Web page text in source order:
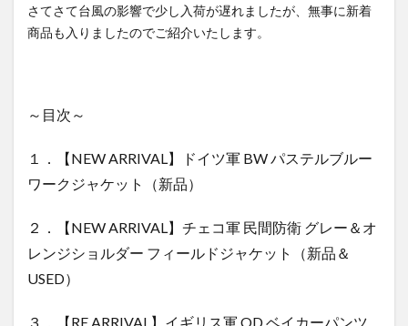
ー フィー
ルドジャ
1.3
ARRIVAL】
イギリス
カーパン
＆USED）
さてさて台風の影響で少し入荷が遅れましたが、無事に新着
商品も入りましたのでご紹介いたします。
～目次～
１．【NEW ARRIVAL】ドイツ軍 BW パステルブルー
ワークジャケット（新品）
２．【NEW ARRIVAL】チェコ軍 民間防衛 グレー＆オ
レンジショルダー フィールドジャケット（新品＆
USED）
３．【RE ARRIVAL】イギリス軍 OD ベイカーパンツ